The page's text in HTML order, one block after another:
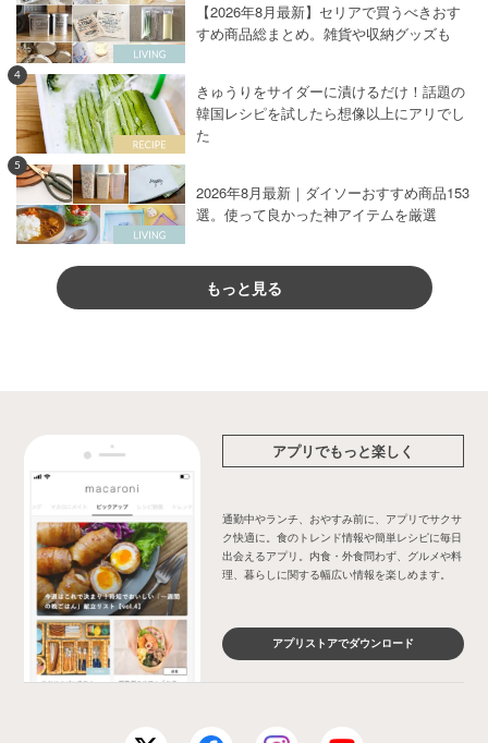
【2026年8月最新】セリアで買うべきおす
すめ商品総まとめ。雑貨や収納グッズも
4
きゅうりをサイダーに漬けるだけ！話題の
韓国レシピを試したら想像以上にアリでし
た
5
2026年8月最新｜ダイソーおすすめ商品153
選。使って良かった神アイテムを厳選
もっと見る
アプリでもっと楽しく
通勤中やランチ、おやすみ前に、アプリでサクサ
ク快適に。食のトレンド情報や簡単レシピに毎日
出会えるアプリ。内食・外食問わず、グルメや料
理、暮らしに関する幅広い情報を楽しめます。
アプリストアでダウンロード